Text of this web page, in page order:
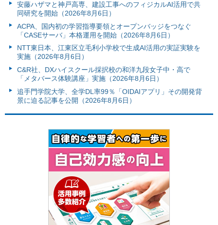
安藤ハザマと神戸高専、建設工事へのフィジカルAI活用で共
同研究を開始（2026年8月6日）
ACPA、国内初の学習指導要領とオープンバッジをつなぐ
「CASEサーバ」本格運用を開始（2026年8月6日）
NTT東日本、江東区立毛利小学校で生成AI活用の実証実験を
実施（2026年8月6日）
C&R社、DXハイスクール採択校の和洋九段女子中・高で
「メタバース体験講座」実施（2026年8月6日）
追手門学院大学、全学DL率99％「OIDAIアプリ」その開発背
景に迫る記事を公開（2026年8月6日）